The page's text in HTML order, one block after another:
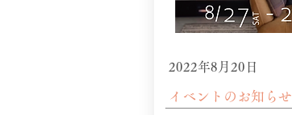
2022年8月20日
​イベントのお知らせ